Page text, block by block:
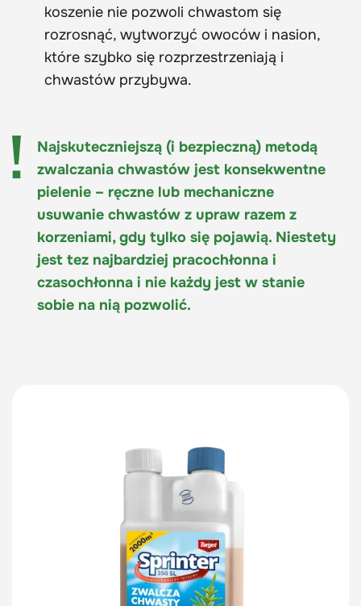
koszenie nie pozwoli chwastom się
rozrosnąć, wytworzyć owoców i nasion,
które szybko się rozprzestrzeniają i
chwastów przybywa.
Najskuteczniejszą (i bezpieczną) metodą
zwalczania chwastów jest konsekwentne
pielenie – ręczne lub mechaniczne
usuwanie chwastów z upraw razem z
korzeniami, gdy tylko się pojawią. Niestety
jest tez najbardziej pracochłonna i
czasochłonna i nie każdy jest w stanie
sobie na nią pozwolić.